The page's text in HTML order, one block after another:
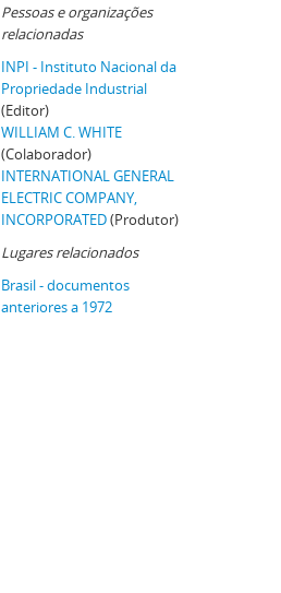
Pessoas e organizações
relacionadas
INPI - Instituto Nacional da
Propriedade Industrial
(Editor)
WILLIAM C. WHITE
(Colaborador)
INTERNATIONAL GENERAL
ELECTRIC COMPANY,
INCORPORATED(Produtor)
Lugares relacionados
Brasil - documentos
anteriores a 1972